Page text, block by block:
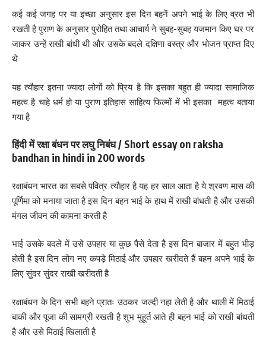
कई कई जगह पर या इच्छा अनुसार इस दिन बहनें अपने भाई के लिए व्रत भी
रखती है पुराण के अनुसार पुरोहित तथा आचार्य ने सुबह-सुबह यजमान किए घर पर
जाकर उन्हें राखी बांधी थी और उसके बदले दक्षिणा वस्त्र और भोजन प्राप्त दिए
थे
यह त्यौहार इतना ज्यादा लोगों को प्रिय है कि इसका बहुत ही ज्यादा सामाजिक
महत्व है चाहे धर्म हो या पुराण इतिहास साहित्य फिल्मों में भी इसका महत्व बताया
गया है
हिंदी में रक्षा बंधन पर लघु निबंध / Short essay on raksha
bandhan in hindi in 200 words
रक्षाबंधन भारत का सबसे पवित्र त्यौहार है यह हर साल आता है ये श्रवण मास की
पूर्णिमा को मनाया जाता है इस दिन बहन भाई के हाथ में राखी बांधती है और उसकी
मंगल जीवन की कामना करती है
भाई उसके बदले में उसे उपहार या कुछ पैसे देता है इस दिन बाजार में बहुत भीड़
होती है इस दिन लोग नए कपड़े मिठाई और उपहार खरीदते हैं बहन अपने भाई के
लिए सुंदर सुंदर राखी खरीदती है
रक्षाबंधन के दिन सभी बहने प्रातः उठकर जल्दी नहा लेती है और थाली में मिठाई
बाकी और पूजा की सामग्री रखती है शुभ मुहूर्त आते ही बहन भाई को राखी बांधती
है और उसे मिठाई खिलाती है